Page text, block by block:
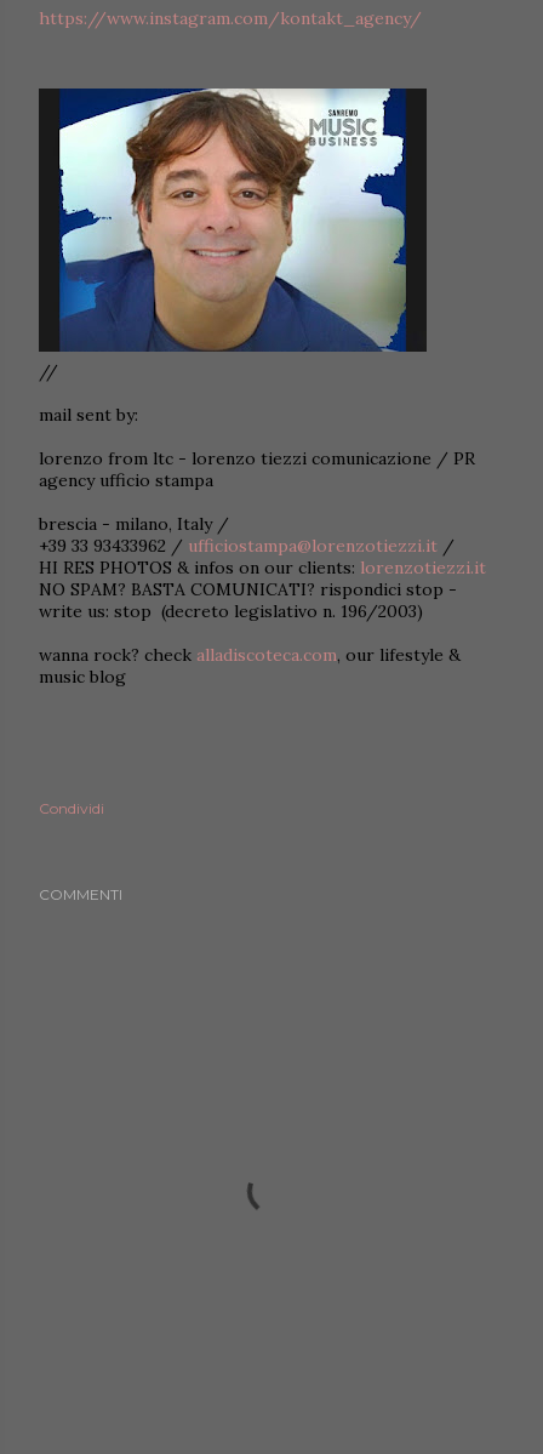
https://www.instagram.com/kontakt_agency/
//
mail sent by:
lorenzo from ltc - lorenzo tiezzi comunicazione / PR
agency ufficio stampa
brescia - milano, Italy /
+39 33 93433962 / ufficiostampa@lorenzotiezzi.it /
HI RES PHOTOS & infos on our clients: lorenzotiezzi.it
NO SPAM? BASTA COMUNICATI? rispondici stop -
write us: stop (decreto legislativo n. 196/2003)
wanna rock? check alladiscoteca.com, our lifestyle &
music blog
Condividi
COMMENTI